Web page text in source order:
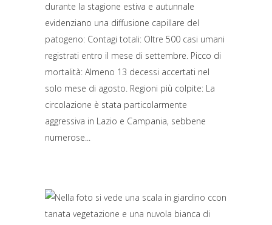
durante la stagione estiva e autunnale
evidenziano una diffusione capillare del
patogeno: Contagi totali: Oltre 500 casi umani
registrati entro il mese di settembre. Picco di
mortalità: Almeno 13 decessi accertati nel
solo mese di agosto. Regioni più colpite: La
circolazione è stata particolarmente
aggressiva in Lazio e Campania, sebbene
numerose